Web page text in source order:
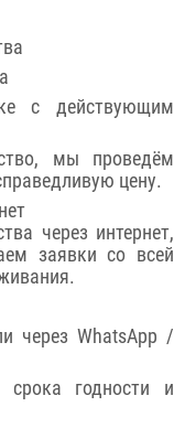
с действующим
мы проведём
цену.
через интернет,
заявки со всей
через WhatsApp /
срока годности и